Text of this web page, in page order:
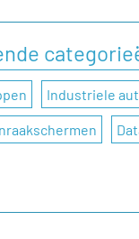
Industriele